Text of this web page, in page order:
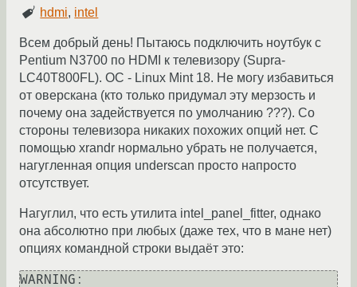
hdmi, intel
Всем добрый день! Пытаюсь подключить ноутбук с
Pentium N3700 по HDMI к телевизору (Supra-
LC40T800FL). ОС - Linux Mint 18. Не могу избавиться
от оверскана (кто только придумал эту мерзость и
почему она задействуется по умолчанию ???). Со
стороны телевизора никаких похожих опций нет. С
помощью xrandr нормально убрать не получается,
нагугленная опция underscan просто напросто
отсутствует.
Нагуглил, что есть утилита intel_panel_fitter, однако
она абсолютно при любых (даже тех, что в мане нет)
опциях командной строки выдаёт это:
WARNING: